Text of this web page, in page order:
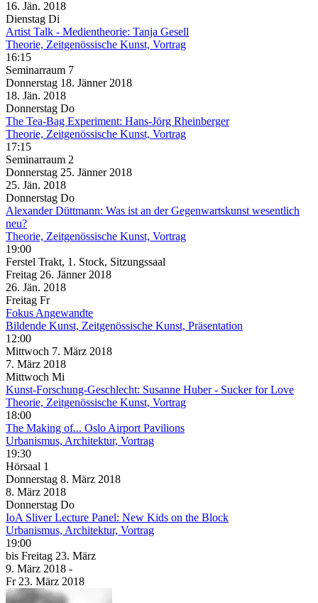
16. Jän. 2018
Dienstag Di
Artist Talk - Medientheorie: Tanja Gesell
Theorie, Zeitgenössische Kunst, Vortrag
16:15
Seminarraum 7
Donnerstag 18. Jänner 2018
18. Jän. 2018
Donnerstag Do
The Tea-Bag Experiment: Hans-Jörg Rheinberger
Theorie, Zeitgenössische Kunst, Vortrag
17:15
Seminarraum 2
Donnerstag 25. Jänner 2018
25. Jän. 2018
Donnerstag Do
Alexander Düttmann: Was ist an der Gegenwartskunst wesentlich
neu?
Theorie, Zeitgenössische Kunst, Vortrag
19:00
Ferstel Trakt, 1. Stock, Sitzungssaal
Freitag 26. Jänner 2018
26. Jän. 2018
Freitag Fr
Fokus Angewandte
Bildende Kunst, Zeitgenössische Kunst, Präsentation
12:00
Mittwoch 7. März 2018
7. März 2018
Mittwoch Mi
Kunst-Forschung-Geschlecht: Susanne Huber - Sucker for Love
Theorie, Zeitgenössische Kunst, Vortrag
18:00
The Making of... Oslo Airport Pavilions
Urbanismus, Architektur, Vortrag
19:30
Hörsaal 1
Donnerstag 8. März 2018
8. März 2018
Donnerstag Do
IoA Sliver Lecture Panel: New Kids on the Block
Urbanismus, Architektur, Vortrag
19:00
bis Freitag 23. März
9. März 2018 -
Fr 23. März 2018